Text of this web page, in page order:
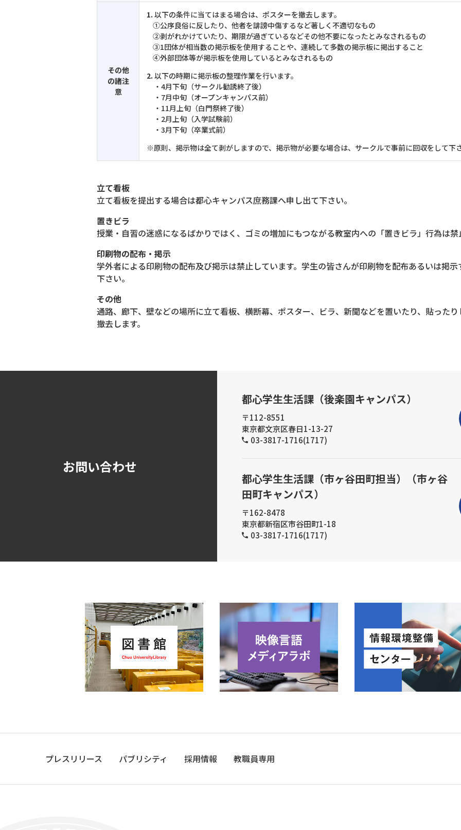
その他
の諸注
意
1. 以下の条件に当てはまる場合は、ポスターを撤去します。
①公序良俗に反したり、他者を誹謗中傷するなど著しく不適切なもの
②剥がれかけていたり、期限が過ぎているなどその他不要になったとみなされるもの
③1団体が相当数の掲示板を使用することや、連続して多数の掲示板に掲出すること
④外部団体等が掲示板を使用しているとみなされるもの
2. 以下の時期に掲示板の整理作業を行います。
・4月下旬（サークル勧誘終了後）
・7月中旬（オープンキャンパス前）
・11月上旬（白門祭終了後）
・2月上旬（入学試験前）
・3月下旬（卒業式前）
※原則、掲示物は全て剥がしますので、掲示物が必要な場合は、サークルで事前に回収をして下さ
立て看板
立て看板を提出する場合は都心キャンパス庶務課へ申し出て下さい。
置きビラ
授業・自習の迷惑になるばかりではく、ゴミの増加にもつながる教室内への「置きビラ」行為は禁
印刷物の配布・掲示
学外者による印刷物の配布及び掲示は禁止しています。学生の皆さんが印刷物を配布あるいは掲
下さい。
その他
通路、廊下、壁などの場所に立て看板、横断幕、ポスター、ビラ、新聞などを置いたり、貼った
撤去します。
お問い合わせ
都心学生生活課（後楽園キャンパス）
〒112-8551
東京都文京区春日1-13-27
03-3817-1716(1717)
都心学生生活課（市ヶ谷田町担当）（市ヶ谷
田町キャンパス）
〒162-8478
東京都新宿区市谷田町1-18
03-3817-1716(1717)
プレスリリース パブリシティ 採用情報 教職員専用